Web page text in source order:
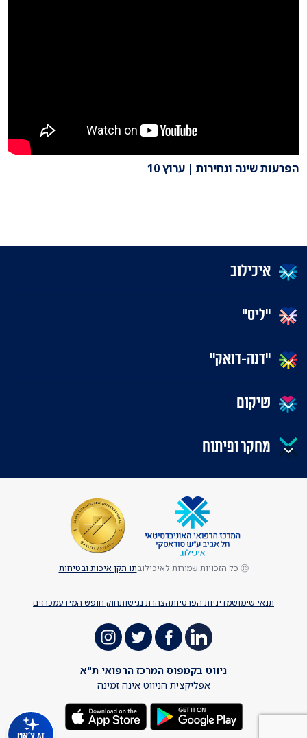
הפרעות שינה ונחירות | ערוץ 10
איכילוב
"ליס"
"דנה-דואק"
שיקום
מחקר ופיתוח
תנאי שימושמדיניות הפרטיותהצהרת נגישותחוק חופש המידעמכרזים
Ⓒ כל הזכויות שמורות לאיכילוב תו תקן איכות ובטיחות
ניווט בקמפוס המרכז הרפואי ת"א
אפליקצית הניווט אינה זמינה